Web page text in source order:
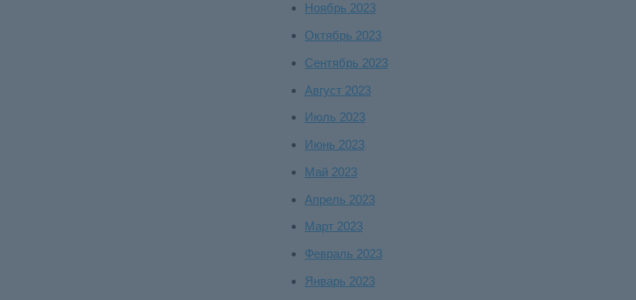
Ноябрь 2023
Октябрь 2023
Сентябрь 2023
Август 2023
Июль 2023
Июнь 2023
Май 2023
Апрель 2023
Март 2023
Февраль 2023
Январь 2023